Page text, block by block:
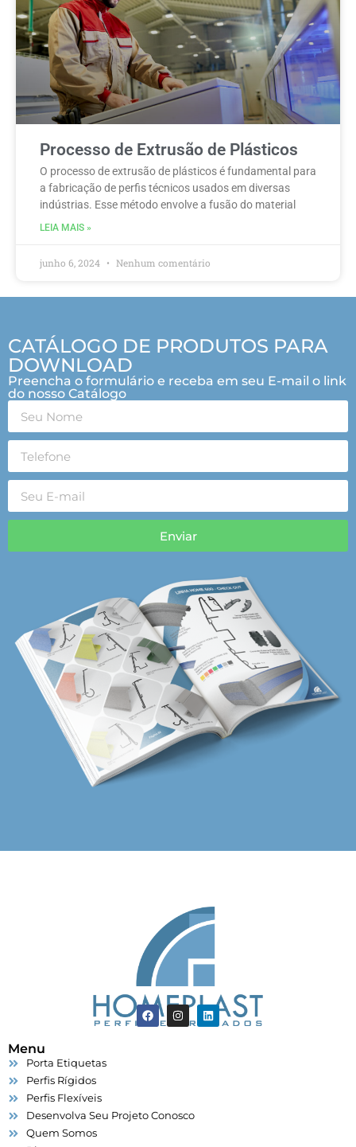
Processo de Extrusão de Plásticos
O processo de extrusão de plásticos é fundamental para
a fabricação de perfis técnicos usados em diversas
indústrias. Esse método envolve a fusão do material
LEIA MAIS »
junho 6, 2024 Nenhum comentário
CATÁLOGO DE PRODUTOS PARA
DOWNLOAD
Preencha o formulário e receba em seu E-mail o link
do nosso Catálogo
Enviar
Menu
Porta Etiquetas
Perfis Rígidos
Perfis Flexíveis
Desenvolva Seu Projeto Conosco
Quem Somos